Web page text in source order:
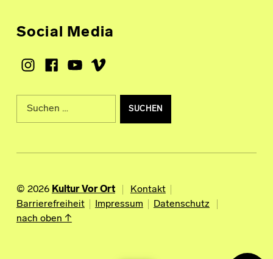
Social Media
Instagram
Facebook
Youtube
Vimeo
Suche nach:
© 2026 Kultur Vor Ort
Kontakt
Barrierefreiheit
Impressum
Datenschutz
nach oben ↑